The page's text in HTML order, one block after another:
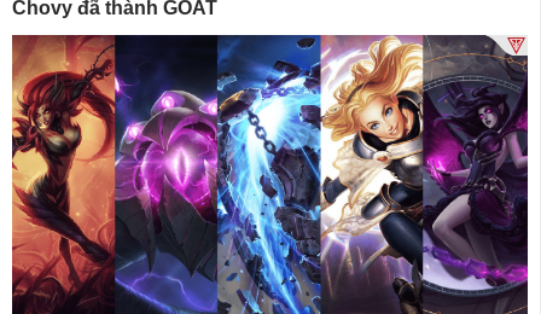
Chovy đã thành GOAT